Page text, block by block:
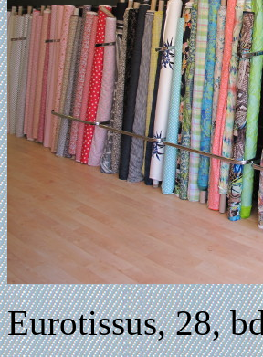
Eurotissus, 28,